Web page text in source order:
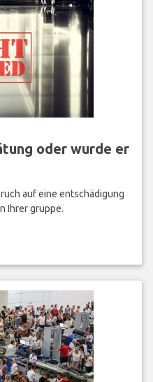
oder wurde er
auf eine entschädigung
Ihrer gruppe.